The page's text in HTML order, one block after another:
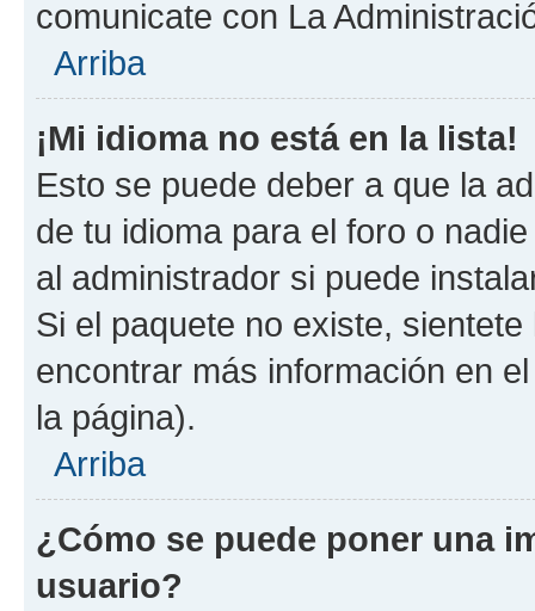
comunicate con La
Arriba
¡Mi idioma no está en la lista!
Esto se puede deber a que la
de tu idioma para el foro o
al administrador si puede
Si el paquete no existe,
encontrar más información en
la página).
Arriba
¿Cómo se puede poner una
usuario?